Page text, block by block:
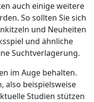
auch einige weitere
So sollten Sie sich
und Neuheiten
und ähnliche
Suchtverlagerung.
im Auge behalten.
also beispielsweise
Studien stützen